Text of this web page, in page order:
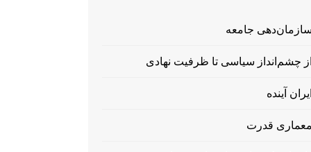
سازمان‌دهی جامعه
از چشم‌انداز سیاسی تا ظرفیت نهادی
ایران آینده
معماری قدرت